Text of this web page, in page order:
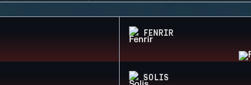
FENRIR
SOLIS